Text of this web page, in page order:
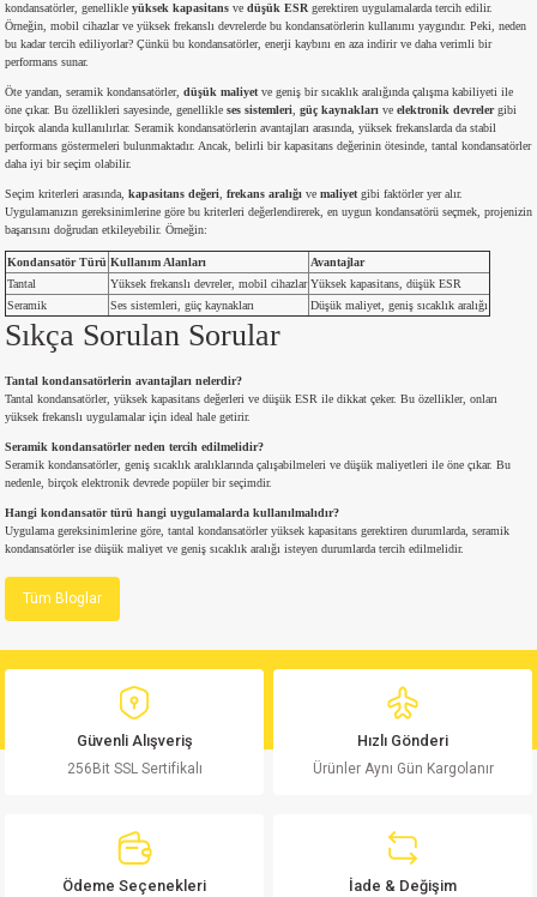
Tipi Kondansatör
Kondansatör
1206 Kılıf
402 Kılıf
603 Kılıf
805 Kılıf
Kılıf
Kılıf
Kılıf
kondansatörler, genellikle yüksek kapasitans ve düşük ESR gerektiren uygulamalarda tercih edilir.
Örneğin, mobil cihazlar ve yüksek frekanslı devrelerde bu kondansatörlerin kullanımı yaygındır. Peki, neden
bu kadar tercih ediliyorlar? Çünkü bu kondansatörler, enerji kaybını en aza indirir ve daha verimli bir
performans sunar.
Öte yandan, seramik kondansatörler, düşük maliyet ve geniş bir sıcaklık aralığında çalışma kabiliyeti ile
öne çıkar. Bu özellikleri sayesinde, genellikle ses sistemleri güç kaynakları ve elektronik devrelergibi
birçok alanda kullanılırlar. Seramik kondansatörlerin avantajları arasında, yüksek frekanslarda da stabil
performans göstermeleri bulunmaktadır. Ancak, belirli bir kapasitans değerinin ötesinde, tantal kondansatörler
daha iyi bir seçim olabilir.
Seçim kriterleri arasında, kapasitans değeri frekans aralığı ve maliyet gibi faktörler yer alır.
Uygulamanızın gereksinimlerine göre bu kriterleri değerlendirerek, en uygun kondansatörü seçmek, projenizin
başarısını doğrudan etkileyebilir. Örneğin:
Kondansatör Türü Kullanım Alanları
Avantajlar
Tantal
Yüksek frekanslı devreler, mobil cihazlar Yüksek kapasitans, düşük ESR
Seramik
Ses sistemleri, güç kaynakları Düşük maliyet, geniş sıcaklık aralığı
Sıkça Sorulan Sorular
Tantal kondansatörlerin avantajları nelerdir?
Tantal kondansatörler, yüksek kapasitans değerleri ve düşük ESR ile dikkat çeker. Bu özellikler, onları
yüksek frekanslı uygulamalar için ideal hale getirir.
Seramik kondansatörler neden tercih edilmelidir?
Seramik kondansatörler, geniş sıcaklık aralıklarında çalışabilmeleri ve düşük maliyetleri ile öne çıkar. Bu
nedenle, birçok elektronik devrede popüler bir seçimdir.
Hangi kondansatör türü hangi uygulamalarda kullanılmalıdır?
Uygulama gereksinimlerine göre, tantal kondansatörler yüksek kapasitans gerektiren durumlarda, seramik
kondansatörler ise düşük maliyet ve geniş sıcaklık aralığı isteyen durumlarda tercih edilmelidir.
Tüm Bloglar
Güvenli Alışveriş
256Bit SSL Sertifikalı
Hızlı Gönderi
Ürünler Aynı Gün Kargolanır
Ödeme Seçenekleri İade & Değişim